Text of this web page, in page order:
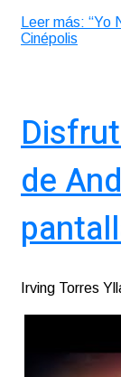
Leer más: “Yo
Cinépolis
de
Irving Torres